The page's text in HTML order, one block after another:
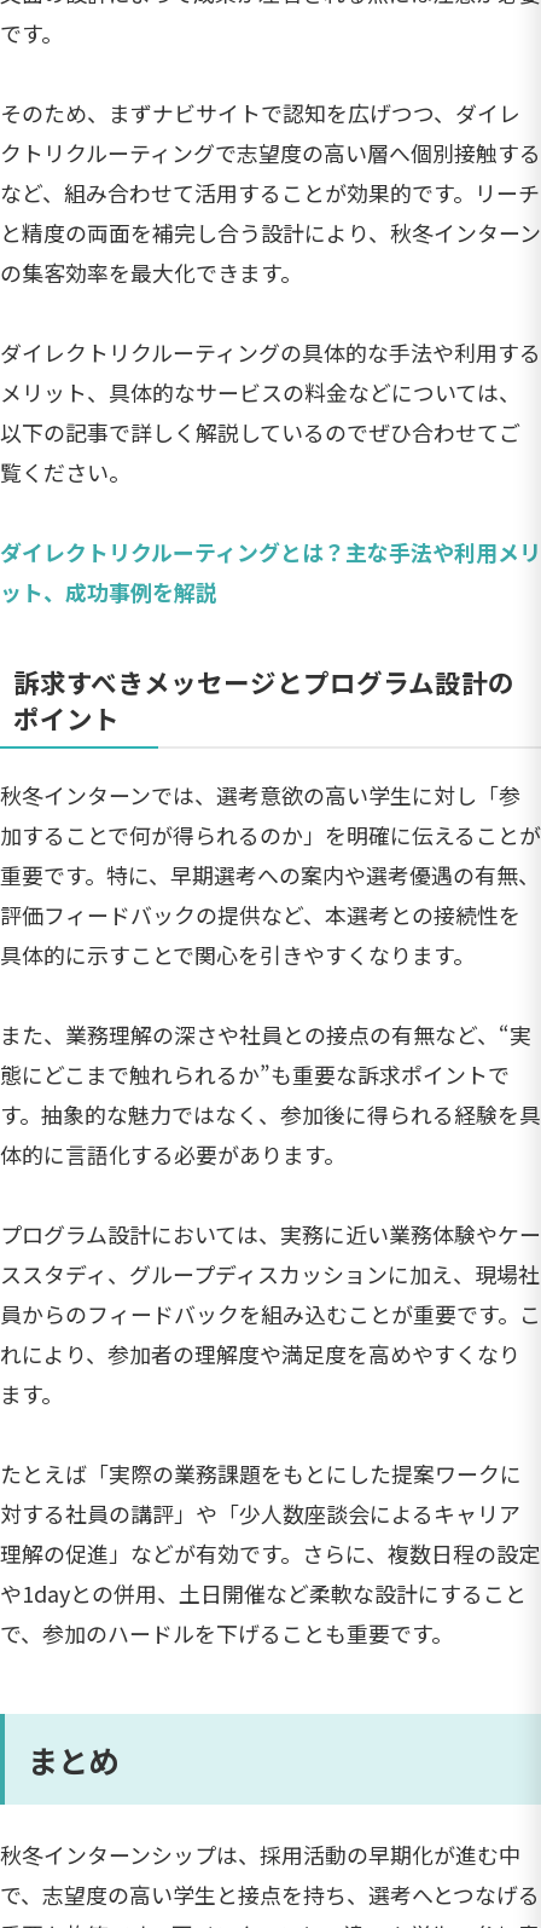
です。
そのため、まずナビサイトで認知を広げつつ、ダイレ
クトリクルーティングで志望度の高い層へ個別接触する
など、組み合わせて活用することが効果的です。リーチ
と精度の両面を補完し合う設計により、秋冬インターン
の集客効率を最大化できます。
ダイレクトリクルーティングの具体的な手法や利用する
メリット、具体的なサービスの料金などについては、
以下の記事で詳しく解説しているのでぜひ合わせてご
覧ください。
ダイレクトリクルーティングとは？主な手法や利用メリ
ット、成功事例を解説
訴求すべきメッセージとプログラム設計の
ポイント
秋冬インターンでは、選考意欲の高い学生に対し「参
加することで何が得られるのか」を明確に伝えることが
重要です。特に、早期選考への案内や選考優遇の有無、
評価フィードバックの提供など、本選考との接続性を
具体的に示すことで関心を引きやすくなります。
また、業務理解の深さや社員との接点の有無など、“実
態にどこまで触れられるか”も重要な訴求ポイントで
す。抽象的な魅力ではなく、参加後に得られる経験を具
体的に言語化する必要があります。
プログラム設計においては、実務に近い業務体験やケー
ススタディ、グループディスカッションに加え、現場社
員からのフィードバックを組み込むことが重要です。こ
れにより、参加者の理解度や満足度を高めやすくなり
ます。
たとえば「実際の業務課題をもとにした提案ワークに
対する社員の講評」や「少人数座談会によるキャリア
理解の促進」などが有効です。さらに、複数日程の設定
や1dayとの併用、土日開催など柔軟な設計にすること
で、参加のハードルを下げることも重要です。
まとめ
秋冬インターンシップは、採用活動の早期化が進む中
で、志望度の高い学生と接点を持ち、選考へとつなげる